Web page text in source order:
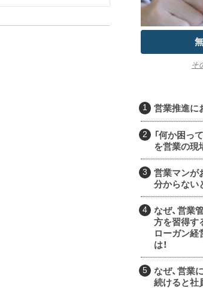
そ
営業推進に
「何か困っ
を営業の現
営業マンが
分からない
なぜ、営業
方を習得す
ローガン経
は！
なぜ、営業
続けると社